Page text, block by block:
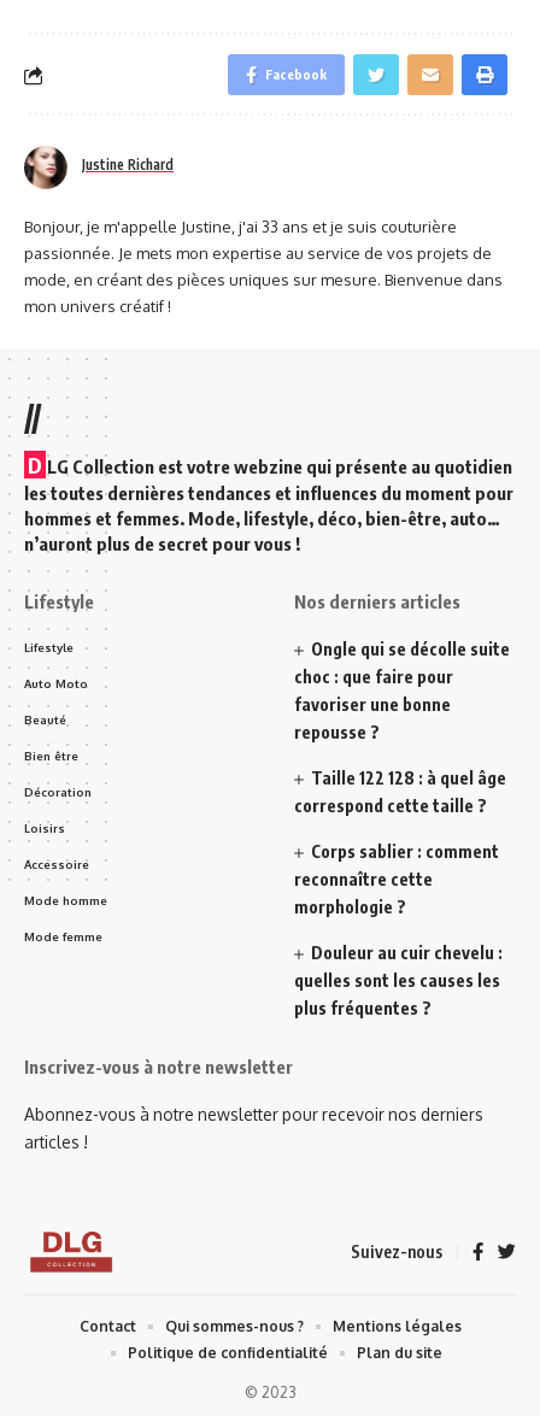
Facebook
Justine Richard
Bonjour, je m'appelle Justine, j'ai 33 ans et je suis couturière
passionnée. Je mets mon expertise au service de vos projets de
mode, en créant des pièces uniques sur mesure. Bienvenue dans
mon univers créatif !
//
D LG Collection est votre webzine qui présente au quotidien
les toutes dernières tendances et influences du moment pour
hommes et femmes. Mode, lifestyle, déco, bien-être, auto…
n’auront plus de secret pour vous !
Lifestyle
Lifestyle
Auto Moto
Beauté
Bien être
Décoration
Loisirs
Accessoire
Mode homme
Mode femme
Nos derniers articles
Ongle qui se décolle suite
choc : que faire pour
favoriser une bonne
repousse ?
Taille 122 128 : à quel âge
correspond cette taille ?
Corps sablier : comment
reconnaître cette
morphologie ?
Douleur au cuir chevelu :
quelles sont les causes les
plus fréquentes ?
Inscrivez-vous à notre newsletter
Abonnez-vous à notre newsletter pour recevoir nos derniers
articles !
Suivez-nous
© 2023
Contact Qui sommes-nous ?
Mentions légales
Politique de confidentialité
Plan du site